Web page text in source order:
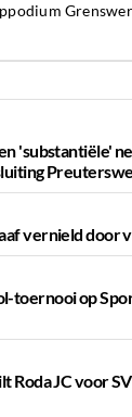
'substantiële'
vernield door
toernooi op
Roda JC voor